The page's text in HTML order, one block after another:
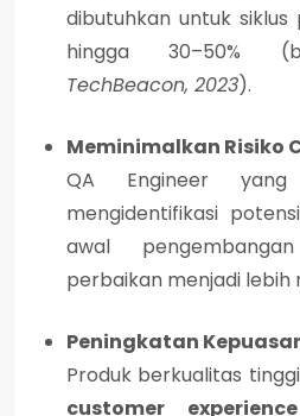
dibutuhkan untuk siklus
hingga 30–50%
TechBeacon, 2023).
Meminimalkan Risiko
QA Engineer
mengidentifikasi
awal
perbaikan menjadi lebih
Peningkatan
Produk berkualitas
customer experience